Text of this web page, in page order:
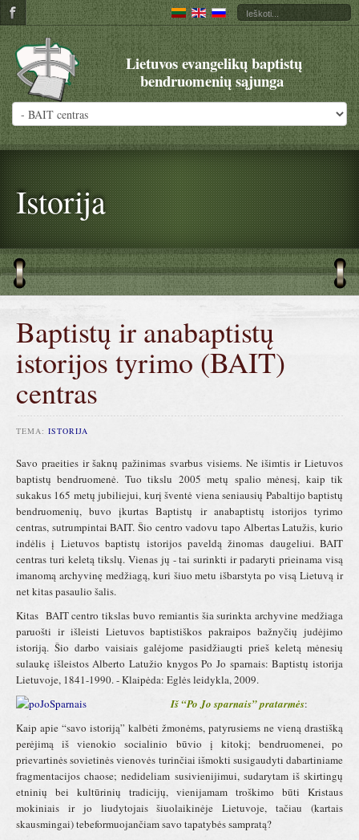
Lietuvos evangelikų baptistų
bendruomenių sąjunga
Istorija
Baptistų ir anabaptistų
istorijos tyrimo (BAIT)
centras
TEMA: ISTORIJA
Savo praeities ir šaknų pažinimas svarbus visiems. Ne išimtis ir Lietuvos
baptistų bendruomenė. Tuo tikslu 2005 metų spalio mėnesį, kaip tik
sukakus 165 metų jubiliejui, kurį šventė viena seniausių Pabaltijo baptistų
bendruomenių, buvo įkurtas Baptistų ir anabaptistų istorijos tyrimo
centras, sutrumpintai BAIT. Šio centro vadovu tapo Albertas Latužis, kurio
indėlis į Lietuvos baptistų istorijos paveldą žinomas daugeliui. BAIT
centras turi keletą tikslų. Vienas jų - tai surinkti ir padaryti prieinama visą
imanomą archyvinę medžiagą, kuri šiuo metu išbarstyta po visą Lietuvą ir
net kitas pasaulio šalis.
Kitas BAIT centro tikslas buvo remiantis šia surinkta archyvine medžiaga
paruošti ir išleisti Lietuvos baptistiškos pakraipos bažnyčių judėjimo
istoriją. Šio darbo vaisiais galėjome pasidžiaugti prieš keletą mėnesių
sulaukę išleistos Alberto Latužio knygos Po Jo sparnais: Baptistų istorija
Lietuvoje, 1841-1990. - Klaipėda: Eglės leidykla, 2009.
Iš “Po Jo sparnais” pratarmės:
Kaip apie “savo istoriją” kalbėti žmonėms, patyrusiems ne vieną drastišką
perėjimą iš vienokio socialinio būvio į kitokį; bendruomenei, po
prievartinės sovietinės vienovės turinčiai išmokti susigaudyti dabartiniame
fragmentacijos chaose; nedideliam susivienijimui, sudarytam iš skirtingų
etninių bei kultūrinių tradicijų, vienijamam troškimo būti Kristaus
mokiniais ir jo liudytojais šiuolaikinėje Lietuvoje, tačiau (kartais
skausmingai) tebeformuojančiam savo tapatybės sampratą?